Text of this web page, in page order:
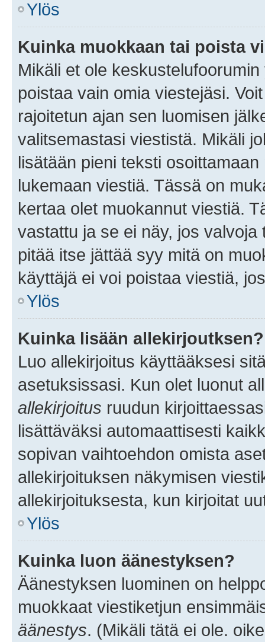
Ylös
Kuinka muokkaan tai poista
Mikäli et ole
poistaa vain omia viestejäsi.
rajoitetun ajan sen luomisen
valitsemastasi viestistä. Mikäli
lisätään pieni teksti
lukemaan viestiä. Tässä on
kertaa olet muokannut viestiä.
vastattu ja se ei näy, jos
pitää itse jättää syy mitä on
käyttäjä ei voi poistaa viestiä,
Ylös
Kuinka lisään allekirjoutksen?
Luo allekirjoitus käyttääksesi
asetuksissasi. Kun olet luonut
allekirjoitus ruudun
lisättäväksi automaattisesti
sopivan vaihtoehdon omista
allekirjoituksen näkymisen
allekirjoituksesta, kun kirjoitat
Ylös
Kuinka luon äänestyksen?
Äänestyksen luominen on
muokkaat viestiketjun
äänestys. (Mikäli tätä ei ole.